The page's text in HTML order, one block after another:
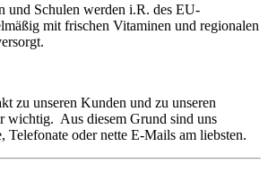
und Schulen werden i.R. des EU-
mit frischen Vitaminen und regionalen
zu unseren Kunden und zu unseren
wichtig. Aus diesem Grund sind uns
Telefonate oder nette E-Mails am liebsten.